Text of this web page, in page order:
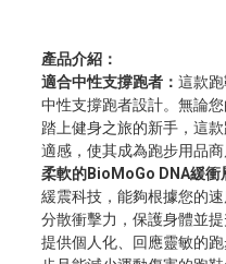
產品介紹：
適合中性支撐跑者： 這款
中性支撐跑者設計。無論
踏上健身之旅的新手，這
適感，使其成為跑步用品
柔軟的BioMoGo DNA緩衝
緩震科技，能夠根據您的
分散衝擊力，保護身體並
提供個人化、回應靈敏的